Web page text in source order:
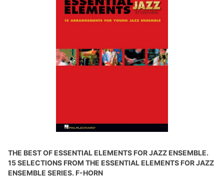
THE BEST OF ESSENTIAL ELEMENTS FOR JAZZ ENSEMBLE.
15 SELECTIONS FROM THE ESSENTIAL ELEMENTS FOR JAZZ
ENSEMBLE SERIES. F-HORN